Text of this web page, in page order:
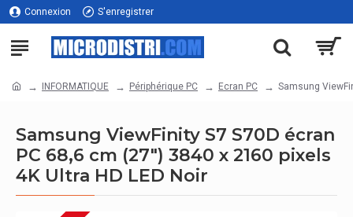
Connexion S'enregistrer
INFORMATIQUE Périphérique PC Ecran PC Samsung
Samsung ViewFinity S7 S70D écran
PC 68,6 cm (27") 3840 x 2160 pixels
4K Ultra HD LED Noir